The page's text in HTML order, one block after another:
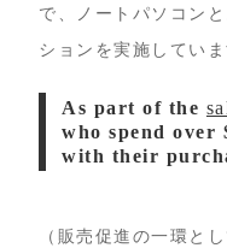
で、ノートパソコン
ションを実施していま
As part of the
who spend over
with their
（販売促進の一環と